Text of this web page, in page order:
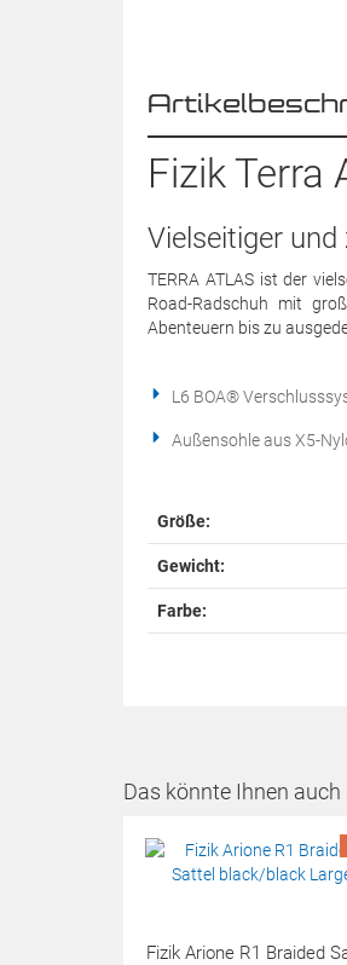
Fizik Terra
Vielseitiger
TERRA ATLAS ist der
Road-Radschuh mit
Abenteuern bis zu
L6 BOA®
Außensohle aus X5-
Größe:
Gewicht:
Farbe:
Das könnte Ihnen auch
Fizik Arione R1 Braided